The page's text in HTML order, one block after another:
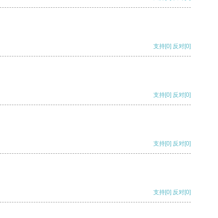
支持[0] 反对[0]
支持[0] 反对[0]
支持[0] 反对[0]
支持[0] 反对[0]